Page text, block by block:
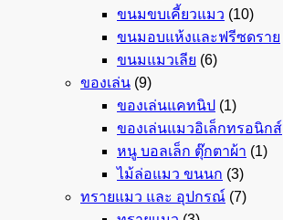
ขนมขบเคี้ยวแมว (10)
ขนมอบแห้งและฟรีซดราย
ขนมแมวเลีย (6)
ของเล่น (9)
ของเล่นแคทนิป (1)
ของเล่นแมวอิเล็กทรอนิกส์
หนู บอลเล็ก ตุ๊กตาผ้า (1)
ไม้ล่อแมว ขนนก (3)
ทรายแมว และ อุปกรณ์ (7)